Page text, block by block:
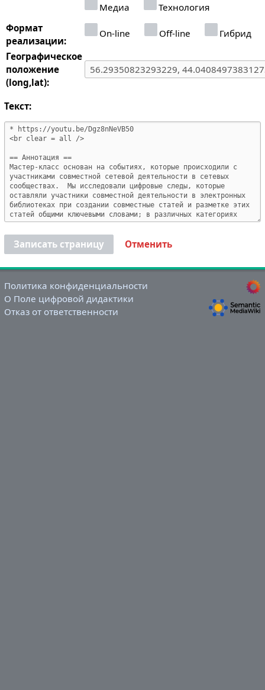
Медиа
Технология
Формат
реализации:
On-line Off-line
Гибрид
Географическое
положение
(long,lat):
Текст:
Записать страницу Отменить
Политика конфиденциальности
О Поле цифровой дидактики
Отказ от ответственности